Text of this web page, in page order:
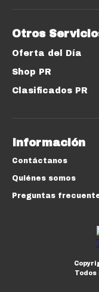
Otros
Oferta del Día
Shop PR
Clasificados PR
Información
Contáctanos
Quiénes somos
Preguntas